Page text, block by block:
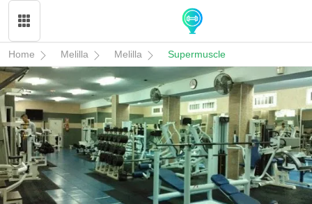
Home Melilla Melilla Supermuscle